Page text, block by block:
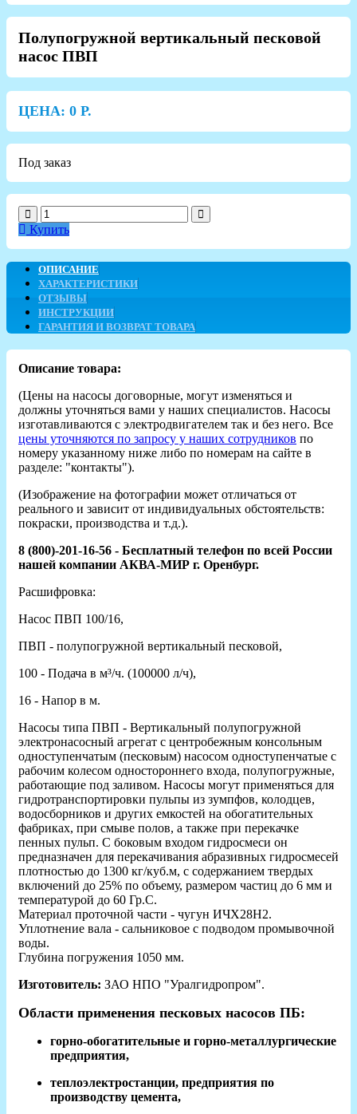
Полупогружной вертикальный песковой
насос ПВП
ЦЕНА: 0 Р.
Под заказ
Купить
ОПИСАНИЕ
ХАРАКТЕРИСТИКИ
ОТЗЫВЫ
ИНСТРУКЦИИ
ГАРАНТИЯ И ВОЗВРАТ ТОВАРА
Описание товара:
(Цены на насосы договорные, могут изменяться и
должны уточняться вами у наших специалистов. Насосы
изготавливаются с электродвигателем так и без него. Все
цены уточняются по запросу у наших сотрудников по
номеру указанному ниже либо по номерам на сайте в
разделе: "контакты").
(Изображение на фотографии может отличаться от
реального и зависит от индивидуальных обстоятельств:
покраски, производства и т.д.).
8 (800)-201-16-56 - Бесплатный телефон по всей России
нашей компании АКВА-МИР г. Оренбург.
Расшифровка:
Насос ПВП 100/16,
ПВП - полупогружной вертикальный песковой,
100 - Подача в м³/ч. (100000 л/ч),
16 - Напор в м.
Насосы типа ПВП - Вертикальный полупогружной
электронасосный агрегат с центробежным консольным
одноступенчатым (песковым) насосом одноступенчатые с
рабочим колесом одностороннего входа, полупогружные,
работающие под заливом. Насосы могут применяться для
гидротранспортировки пульпы из зумпфов, колодцев,
водосборников и других емкостей на обогатительных
фабриках, при смыве полов, а также при перекачке
пенных пульп. С боковым входом гидросмеси он
предназначен для перекачивания абразивных гидросмесей
плотностью до 1300 кг/куб.м, с содержанием твердых
включений до 25% по объему, размером частиц до 6 мм и
температурой до 60 Гр.С.
Материал проточной части - чугун ИЧХ28Н2.
Уплотнение вала - сальниковое с подводом промывочной
воды.
Глубина погружения 1050 мм.
Изготовитель: ЗАО НПО "Уралгидропром".
Области применения песковых насосов ПБ:
горно-обогатительные и горно-металлургические
предприятия,
теплоэлектростанции, предприятия по
производству цемента,